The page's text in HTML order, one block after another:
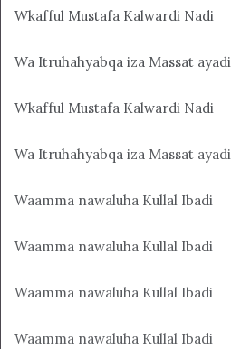
Wkafful Mustafa Kalwardi Nadi
Wa Itruhahyabqa iza Massat ayadi
Wkafful Mustafa Kalwardi Nadi
Wa Itruhahyabqa iza Massat ayadi
Waamma nawaluha Kullal Ibadi
Waamma nawaluha Kullal Ibadi
Waamma nawaluha Kullal Ibadi
Waamma nawaluha Kullal Ibadi